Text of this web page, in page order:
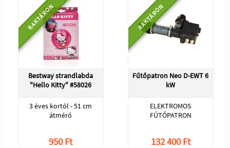
RAKTÁRON
Bestway strandlabda
"Hello Kitty" #58026
3 éves kortól - 51 cm
átmérő
950 Ft
RAKTÁRON
Fűtőpatron Neo D-EWT 6
kW
ELEKTROMOS
FŰTŐPATRON
132 400 Ft